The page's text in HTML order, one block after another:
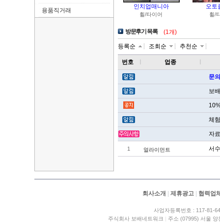
용품직거래
인치업매니아
휠/타이어
오토
휠/
방문후기 목록 (1개)
등록순 조회순 추천순
번호 업종
문
보
체
자
1 얼라이먼트 서
회사소개 제휴광고 협력업
사업자등록번호 : 117-81-
주식회사 보배네트워크 | 주소 (07995) 서울